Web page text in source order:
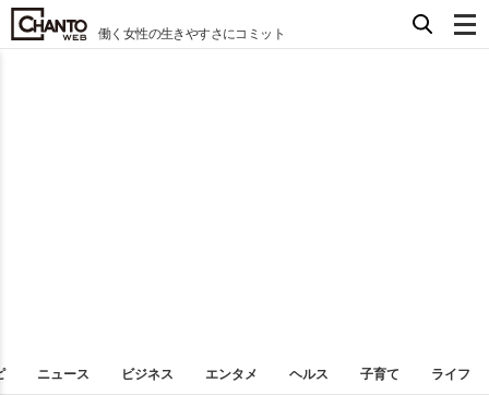
働く女性の生きやすさにコミット
ニュース ビジネス エンタメ ヘルス 子育て ライフ